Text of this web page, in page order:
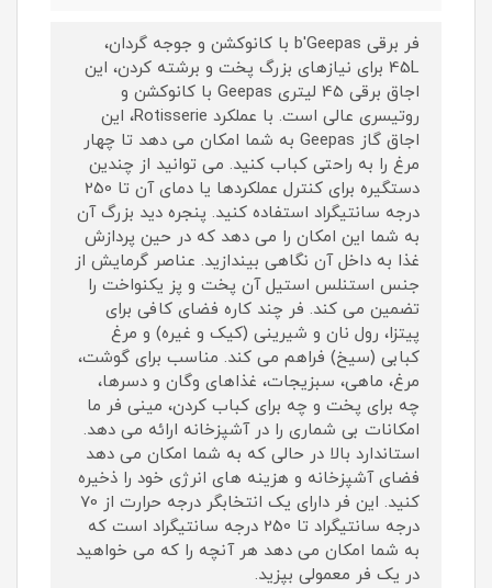
فر برقی b'Geepas با کانوکشن و جوجه گردان،
45L برای نیازهای بزرگ پخت و برشته کردن، این
اجاق برقی 45 لیتری Geepas با کانوکشن و
روتیسری عالی است. با عملکرد Rotisserie، این
اجاق گاز Geepas به شما امکان می دهد تا چهار
مرغ را به راحتی کباب کنید. می توانید از چندین
دستگیره برای کنترل عملکردها یا دمای آن تا 250
درجه سانتیگراد استفاده کنید. پنجره دید بزرگ آن
به شما این امکان را می دهد که در حین پردازش
غذا به داخل آن نگاهی بیندازید. عناصر گرمایش از
جنس استنلس استیل آن پخت و پز یکنواخت را
تضمین می کند. فر چند کاره فضای کافی برای
پیتزا، رول نان و شیرینی (کیک و غیره) و مرغ
کبابی (سیخ) فراهم می کند. مناسب برای گوشت،
مرغ، ماهی، سبزیجات، غذاهای وگان و دسرها،
چه برای پخت و چه برای کباب کردن، مینی فر ما
امکانات بی شماری را در آشپزخانه ارائه می دهد.
استاندارد بالا در حالی که به شما امکان می دهد
فضای آشپزخانه و هزینه های انرژی خود را ذخیره
کنید. این فر دارای یک انتخابگر درجه حرارت از 70
درجه سانتیگراد تا 250 درجه سانتیگراد است که
به شما امکان می دهد هر آنچه را که می خواهید
در یک فر معمولی بپزید.